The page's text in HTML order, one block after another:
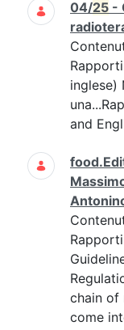
04/25 -
inglese)
and
chain of
come